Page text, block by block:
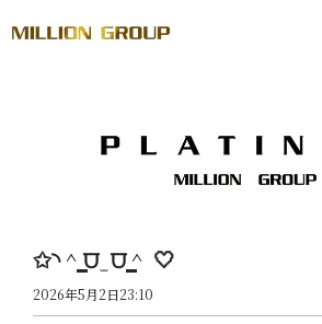
✩◝ ^ ̳⩌ ̫ ⩌ ̳^ ‎ 🤍
2026年5月2日23:10